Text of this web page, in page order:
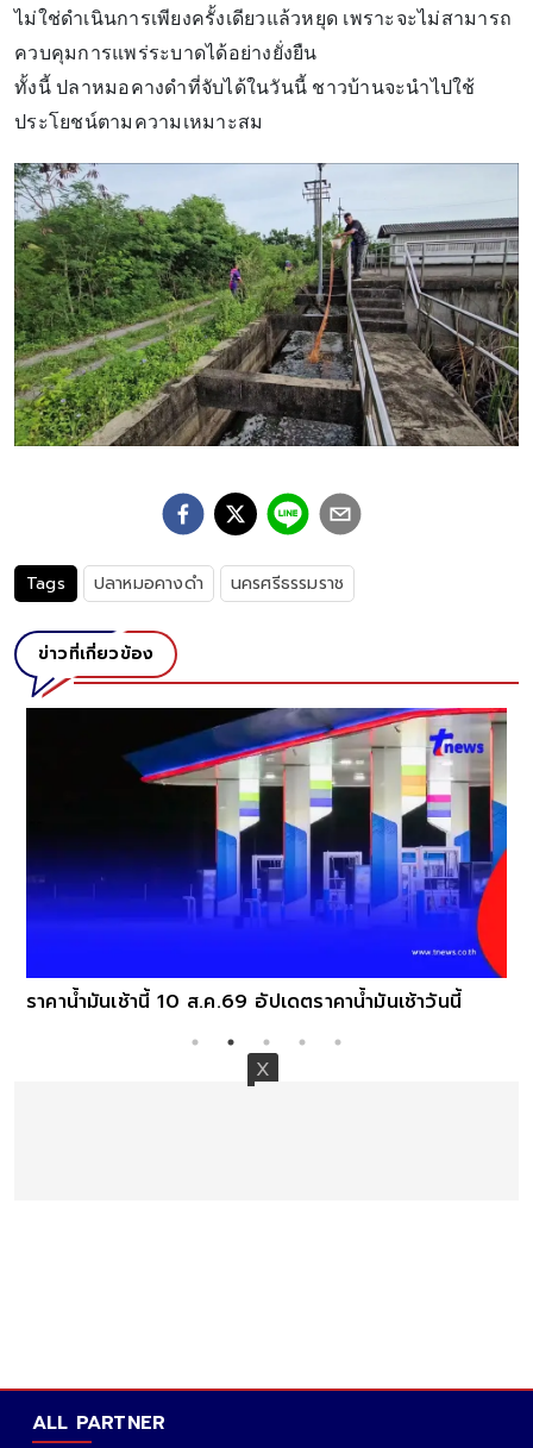
ไม่ใช่ดำเนินการเพียงครั้งเดียวแล้วหยุด เพราะจะไม่สามารถ
ควบคุมการแพร่ระบาดได้อย่างยั่งยืน
ทั้งนี้ ปลาหมอคางดำที่จับได้ในวันนี้ ชาวบ้านจะนำไปใช้
ประโยชน์ตามความเหมาะสม
Tags ปลาหมอคางดำ นครศรีธรรมราช
ข่าวที่เกี่ยวข้อง
ราคาน้ำมันเช้านี้ 10 ส.ค.69 อัปเดตราคาน้ำมันเช้าวันนี้
ALL PARTNER